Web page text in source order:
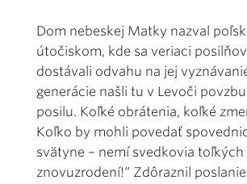
Dom nebeskej Matky nazval
útočiskom, kde sa veriaci
dostávali odvahu na jej
generácie našli tu v Levoči
posilu. Koľké obrátenia, koľké
Koľko by mohli povedať
svätyne – nemí svedkovia
znovuzrodení!“ Zdôraznil